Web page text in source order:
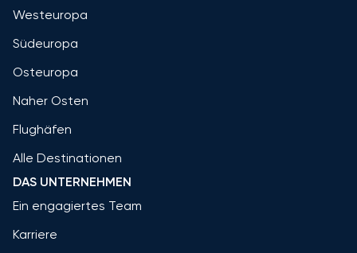
Westeuropa
Südeuropa
Osteuropa
Naher Osten
Flughäfen
Alle Destinationen
DAS UNTERNEHMEN
Ein engagiertes Team
Karriere